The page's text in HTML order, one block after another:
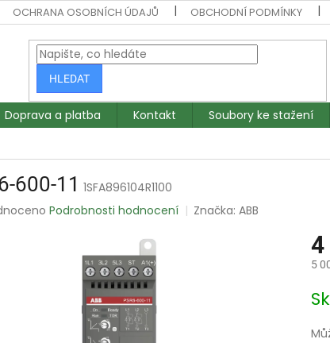
OCHRANA OSOBNÍCH ÚDAJŮ OBCHODNÍ PODMÍNKY
HLEDAT
Doprava a platba Kontakt Soubory ke stažení
600-11 1SFA896104R1100
Podrobnosti hodnocení Značka:ABB
4
5